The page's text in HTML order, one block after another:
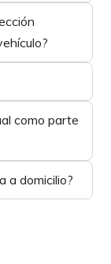
como parte
a domicilio?